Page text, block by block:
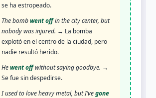
se ha estropeado.
The bombwent offin the city center, but
nobody was injured. → La bomba
explotó en el centro de la ciudad, pero
nadie resultó herido.
Hewent offwithout saying goodbye. →
Se fue sin despedirse.
I used to love heavy metal, but I’vegone